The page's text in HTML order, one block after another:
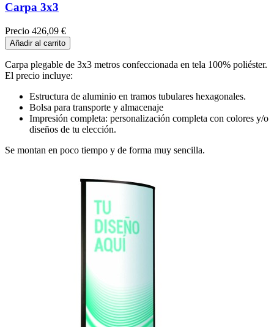
Carpa 3x3
Precio 426,09 €
Añadir al carrito
Carpa plegable de 3x3 metros confeccionada en tela 100% poliéster.
El precio incluye:
Estructura de aluminio en tramos tubulares hexagonales.
Bolsa para transporte y almacenaje
Impresión completa: personalización completa con colores y/o
diseños de tu elección.
Se montan en poco tiempo y de forma muy sencilla.